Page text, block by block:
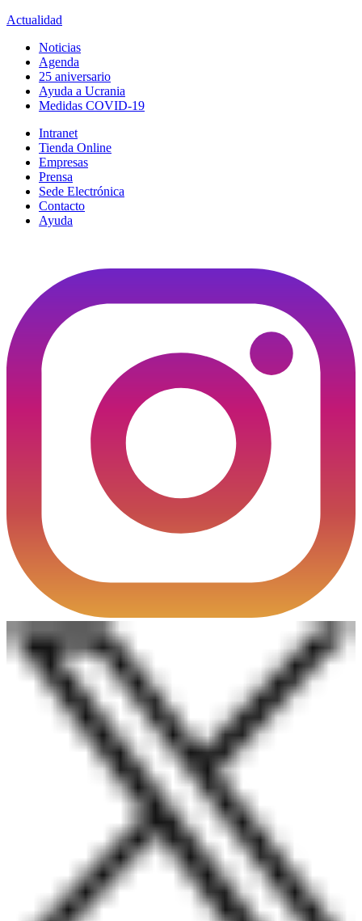
Actualidad
Noticias
Agenda
25 aniversario
Ayuda a Ucrania
Medidas COVID-19
Intranet
Tienda Online
Empresas
Prensa
Sede Electrónica
Contacto
Ayuda